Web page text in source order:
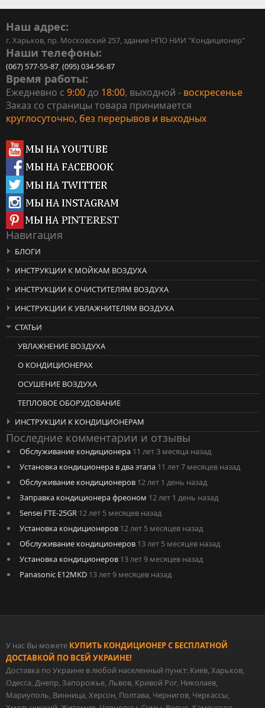
Наш адрес:
г. Харьков, пр. Московский 257, здание НПО НИИ "Кондиционер"
Наши телефоны:
(067) 577-55-87,(095) 034-56-87
Время работы:
Ежедневно с 9:00до 18:00, выходной - воскресенье
Заказ со страницы товара принимается
круглосуточно, без перерывов и выходных
Навигация
БЛОГИ
ИНСТРУКЦИИ К МОЙКАМ ВОЗДУХА
ИНСТРУКЦИИ К ОЧИСТИТЕЛЯМ ВОЗДУХА
ИНСТРУКЦИИ К УВЛАЖНИТЕЛЯМ ВОЗДУХА
СТАТЬИ
УВЛАЖНЕНИЕ ВОЗДУХА
О КОНДИЦИОНЕРАХ
ОСУШЕНИЕ ВОЗДУХА
ТЕПЛОВОЕ ОБОРУДОВАНИЕ
ИНСТРУКЦИИ К КОНДИЦИОНЕРАМ
Последние комментарии и отзывы
Обслуживание кондиционера 11 лет 3 месяца назад
Установка кондиционера в два этапа 11 лет 7 месяцев назад
Обслуживание кондиционеров 12 лет 1 день назад
Заправка кондиционера фреоном 12 лет 1 день назад
Sensei FTE-25GR 12 лет 5 месяцев назад
Установка кондиционеров 12 лет 5 месяцев назад
Обслуживание кондиционеров 13 лет 5 месяцев назад
Установка кондиционеров 13 лет 9 месяцев назад
Panasonic E12MKD 13 лет 9 месяцев назад
У нас Вы можете КУПИТЬ КОНДИЦИОНЕР С БЕСПЛАТНОЙ
ДОСТАВКОЙ ПО ВСЕЙ УКРАИНЕ!
Доставка по Украине в любой населенный пункт: Киев, Харьков,
Одесса, Днепр, Запорожье, Львов, Кривой Рог, Николаев,
Мариуполь, Винница, Херсон, Полтава, Чернигов, Черкассы,